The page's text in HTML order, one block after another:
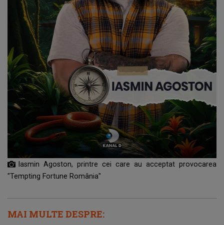
Iasmin Agoston, printre cei care au acceptat provocarea
"Tempting Fortune România"
MAI MULTE DESPRE: